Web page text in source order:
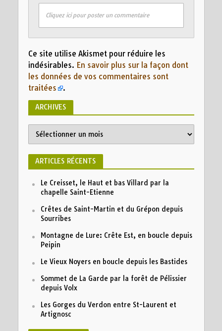
Cliquez ici pour poster un commentaire
Ce site utilise Akismet pour réduire les
indésirables. En savoir plus sur la façon dont
les données de vos commentaires sont
traitées
.
ARCHIVES
ARTICLES RÉCENTS
Le Creisset, le Haut et bas Villard par la
chapelle Saint-Etienne
Crêtes de Saint-Martin et du Grépon depuis
Sourribes
Montagne de Lure: Crête Est, en boucle depuis
Peipin
Le Vieux Noyers en boucle depuis les Bastides
Sommet de La Garde par la forêt de Pélissier
depuis Volx
Les Gorges du Verdon entre St-Laurent et
Artignosc